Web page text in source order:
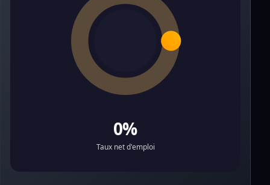
0%
Taux net d'emploi